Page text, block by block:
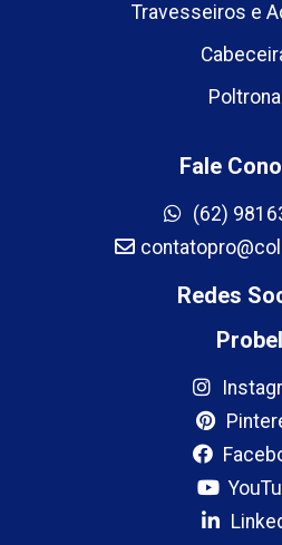
Travesseiros e
Fale
(62)
Redes
Probel